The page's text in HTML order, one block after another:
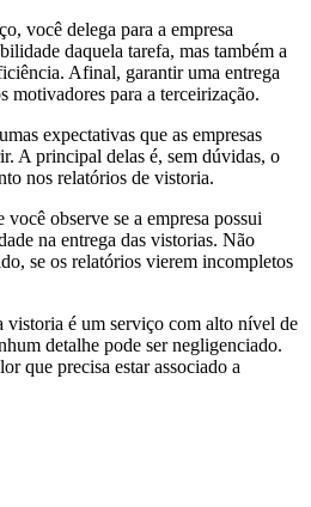
você delega para a empresa
daquela tarefa, mas também a
Afinal, garantir uma entrega
motivadores para a terceirização.
expectativas que as empresas
A principal delas é, sem dúvidas, o
nos relatórios de vistoria.
observe se a empresa possui
na entrega das vistorias. Não
se os relatórios vierem incompletos
vistoria é um serviço com alto nível de
detalhe pode ser negligenciado.
que precisa estar associado a